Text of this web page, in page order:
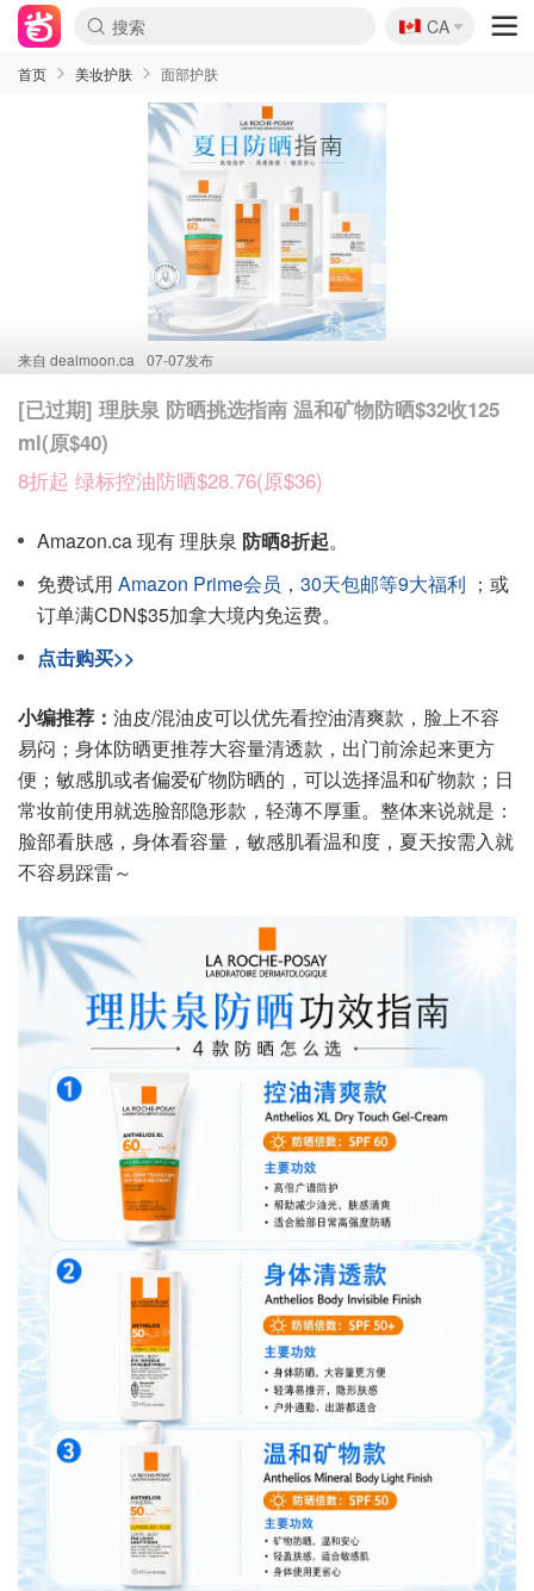
🇨🇦
CA
首页 美妆护肤 面部护肤
来自 dealmoon.ca 07-07发布
[已过期] 理肤泉 防晒挑选指南 温和矿物防晒$32收125
ml(原$40)
8折起 绿标控油防晒$28.76(原$36)
Amazon.ca 现有 理肤泉 防晒8折起。
免费试用 Amazon Prime会员 ， 30天包邮等9大福利 ；或
订单满CDN$35加拿大境内免运费。
点击购买>>
小编推荐： 油皮/混油皮可以优先看控油清爽款，脸上不容
易闷；身体防晒更推荐大容量清透款，出门前涂起来更方
便；敏感肌或者偏爱矿物防晒的，可以选择温和矿物款；日
常妆前使用就选脸部隐形款，轻薄不厚重。整体来说就是：
脸部看肤感，身体看容量，敏感肌看温和度，夏天按需入就
不容易踩雷～